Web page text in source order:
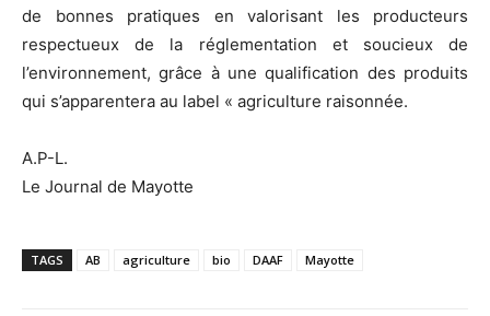
de bonnes pratiques en valorisant les producteurs
respectueux de la réglementation et soucieux de
l’environnement, grâce à une qualification des produits
qui s’apparentera au label « agriculture raisonnée.
A.P-L.
Le Journal de Mayotte
TAGS AB agriculture bio DAAF Mayotte